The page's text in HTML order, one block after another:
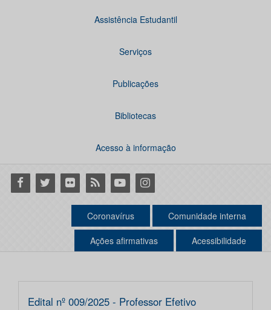
Assistência Estudantil
Serviços
Publicações
Bibliotecas
Acesso à informação
Facebook
Twitter Flickr RSS YoutubeInstagram
Coronavírus Comunidade interna
Ações afirmativas Acessibilidade
Edital nº 009/2025 - Professor Efetivo